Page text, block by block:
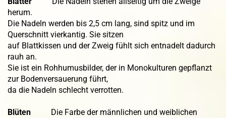
herum.
Die Nadeln werden bis 2,5 cm lang, sind spitz und im
Querschnitt vierkantig. Sie sitzen
auf Blattkissen und der Zweig fühlt sich entnadelt dadurch
rauh an.
Sie ist ein Rohhumusbilder, der in Monokulturen gepflanzt
zur Bodenversauerung führt,
da die Nadeln schlecht verrotten.
Blüten Die Farbe der männlichen und weiblichen